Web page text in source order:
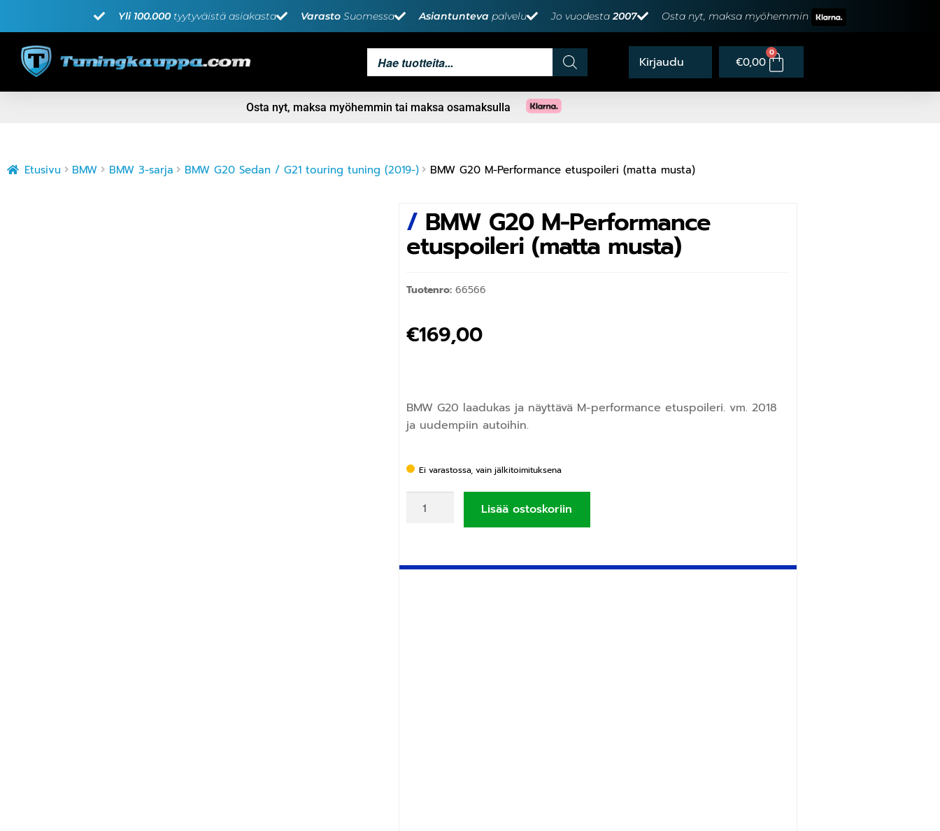
Yli 100.000 tyytyväistä asiakasta Varasto Suomessa Asiantunteva palvelu Jo vuodesta2007 Osta nyt, maksa myöhemmin
€0,00
0
Osta nyt, maksa myöhemmin tai maksa osamaksulla
Etusivu BMW BMW 3-sarja BMW G20 Sedan / G21 touring tuning (2019-) BMW G20 M-Performance etuspoileri (matta musta)
/ BMW G20 M-Performance
etuspoileri (matta musta)
Tuotenro: 66566
€169,00
BMW G20 laadukas ja näyttävä M-performance etuspoileri. vm. 2018
ja uudempiin autoihin.
Ei varastossa, vain jälkitoimituksena
Lisää ostoskoriin